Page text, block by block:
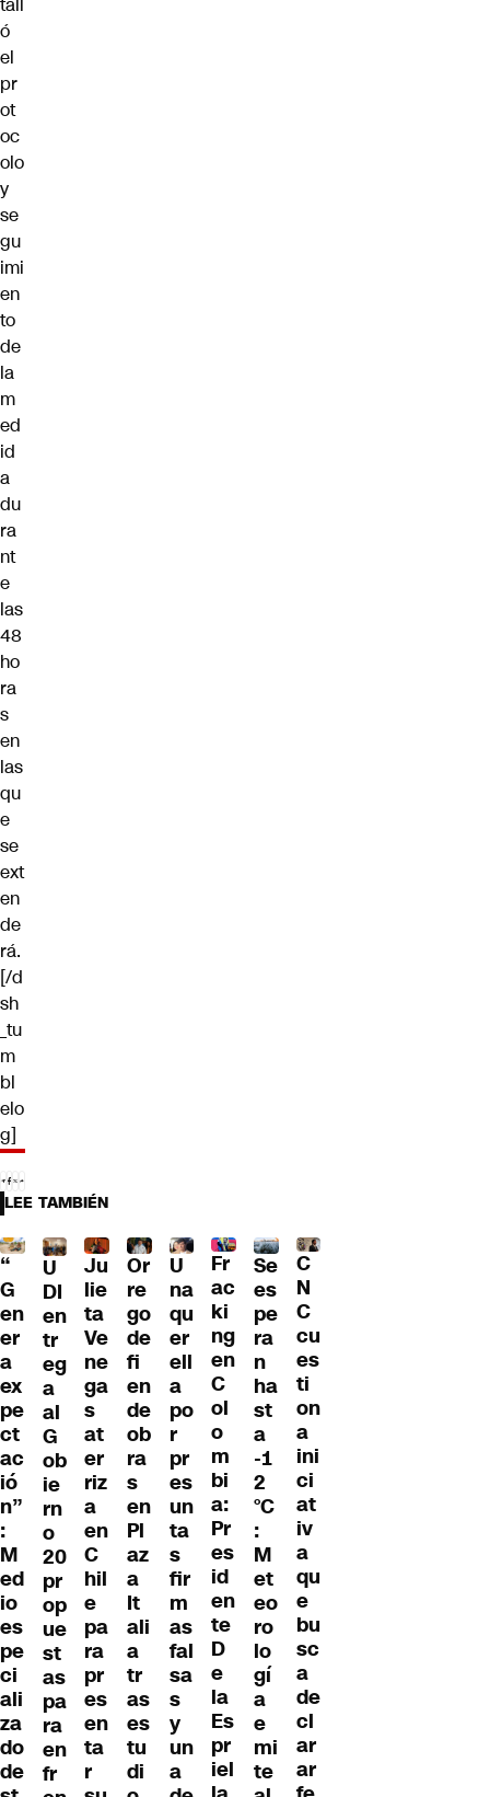
ó
el
pr
ot
oc
olo
y
se
gu
imi
en
to
de
la
m
ed
id
a
du
ra
nt
e
las
48
ho
ra
s
en
las
qu
e
se
ext
en
de
rá.
[/d
sh
_tu
m
bl
elo
g]
LEE TAMBIÉN
“
G
en
er
a
ex
pe
ct
ac
ió
n”
:
M
ed
io
es
pe
ci
ali
za
do
de
U
DI
en
tr
eg
a
al
G
ob
ie
rn
o
20
pr
op
ue
st
as
pa
ra
en
fr
Ju
lie
ta
Ve
ne
ga
s
at
er
riz
a
en
C
hil
e
pa
ra
pr
es
en
ta
r
Or
re
go
de
fi
en
de
ob
ra
s
en
Pl
az
a
It
ali
a
tr
as
es
tu
di
U
na
qu
er
ell
a
po
r
pr
es
un
ta
s
fir
m
as
fal
sa
s
y
un
a
Fr
ac
ki
ng
en
C
ol
o
m
bi
a:
Pr
es
id
en
te
D
e
la
Es
pr
iel
Se
es
pe
ra
n
ha
st
a
-1
2
°C
:
M
et
eo
ro
lo
gí
a
e
mi
te
C
N
C
cu
es
ti
on
a
ini
ci
at
iv
a
qu
e
bu
sc
a
de
cl
ar
ar